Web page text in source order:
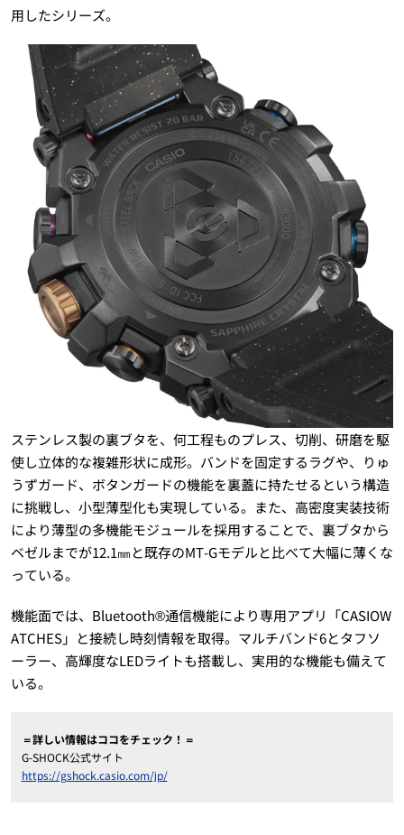
用したシリーズ。
ステンレス製の裏ブタを、何工程ものプレス、切削、研磨を駆
使し立体的な複雑形状に成形。バンドを固定するラグや、りゅ
うずガード、ボタンガードの機能を裏蓋に持たせるという構造
に挑戦し、小型薄型化も実現している。また、高密度実装技術
により薄型の多機能モジュールを採用することで、裏ブタから
ベゼルまでが12.1㎜と既存のMT-Gモデルと比べて大幅に薄くな
っている。
機能面では、Bluetooth®通信機能により専用アプリ「CASIOW
ATCHES」と接続し時刻情報を取得。マルチバンド6とタフソ
ーラー、高輝度なLEDライトも搭載し、実用的な機能も備えて
いる。
＝詳しい情報はココをチェック！＝
G-SHOCK公式サイト
https://gshock.casio.com/jp/